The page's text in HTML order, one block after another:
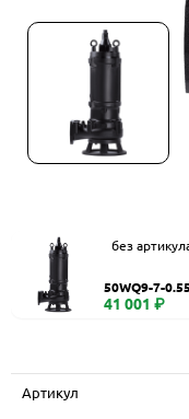
без
50WQ9-7-
WQ
41 001 ₽
Артикул